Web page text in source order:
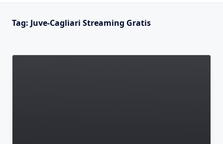
Tag: Juve-Cagliari Streaming Gratis